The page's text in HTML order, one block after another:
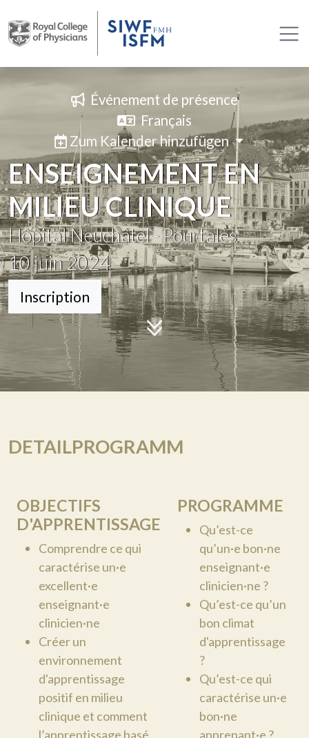
Événement de présence
Français
Zum Kalender hinzufügen
ENSEIGNEMENT EN
MILIEU CLINIQUE
Hôpital Neuchâtel - Pourtalès
10juin 2024
Inscription
DETAILPROGRAMM
OBJECTIFS
D'APPRENTISSAGE
Comprendre ce qui
caractérise un·e
excellent·e
enseignant·e
clinicien·ne
Créer un
environnement
d'apprentissage
positif en milieu
clinique et comment
l’apprentissage basé
PROGRAMME
Qu’est-ce
qu’un·e bon·ne
enseignant·e
clinicien·ne ?
Qu’est-ce qu’un
bon climat
d'apprentissage
?
Qu’est-ce qui
caractérise un·e
bon·ne
apprenant·e ?